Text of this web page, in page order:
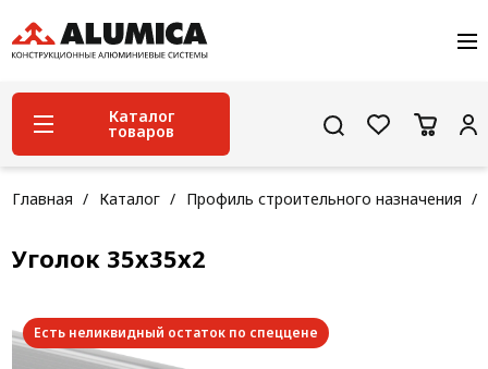
О компании
Услуги
Сервис и поддержка
Проекты
Контакты
Каталог
товаров
Система конструкционного алюминиевого
профиля
Конструкционная трубная система
Кабельные короба
Главная Каталог Профиль строительного назначения
Уголок 35х35х2
Есть неликвидный остаток по спеццене